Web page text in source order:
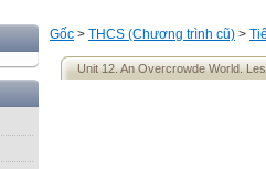
Gốc > THCS (Chương trình cũ) >
Unit 12. An Overcrowde World.